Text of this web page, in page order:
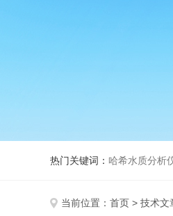
热门关键词： 哈希水质分析
当前位置： 首页 > 技术文